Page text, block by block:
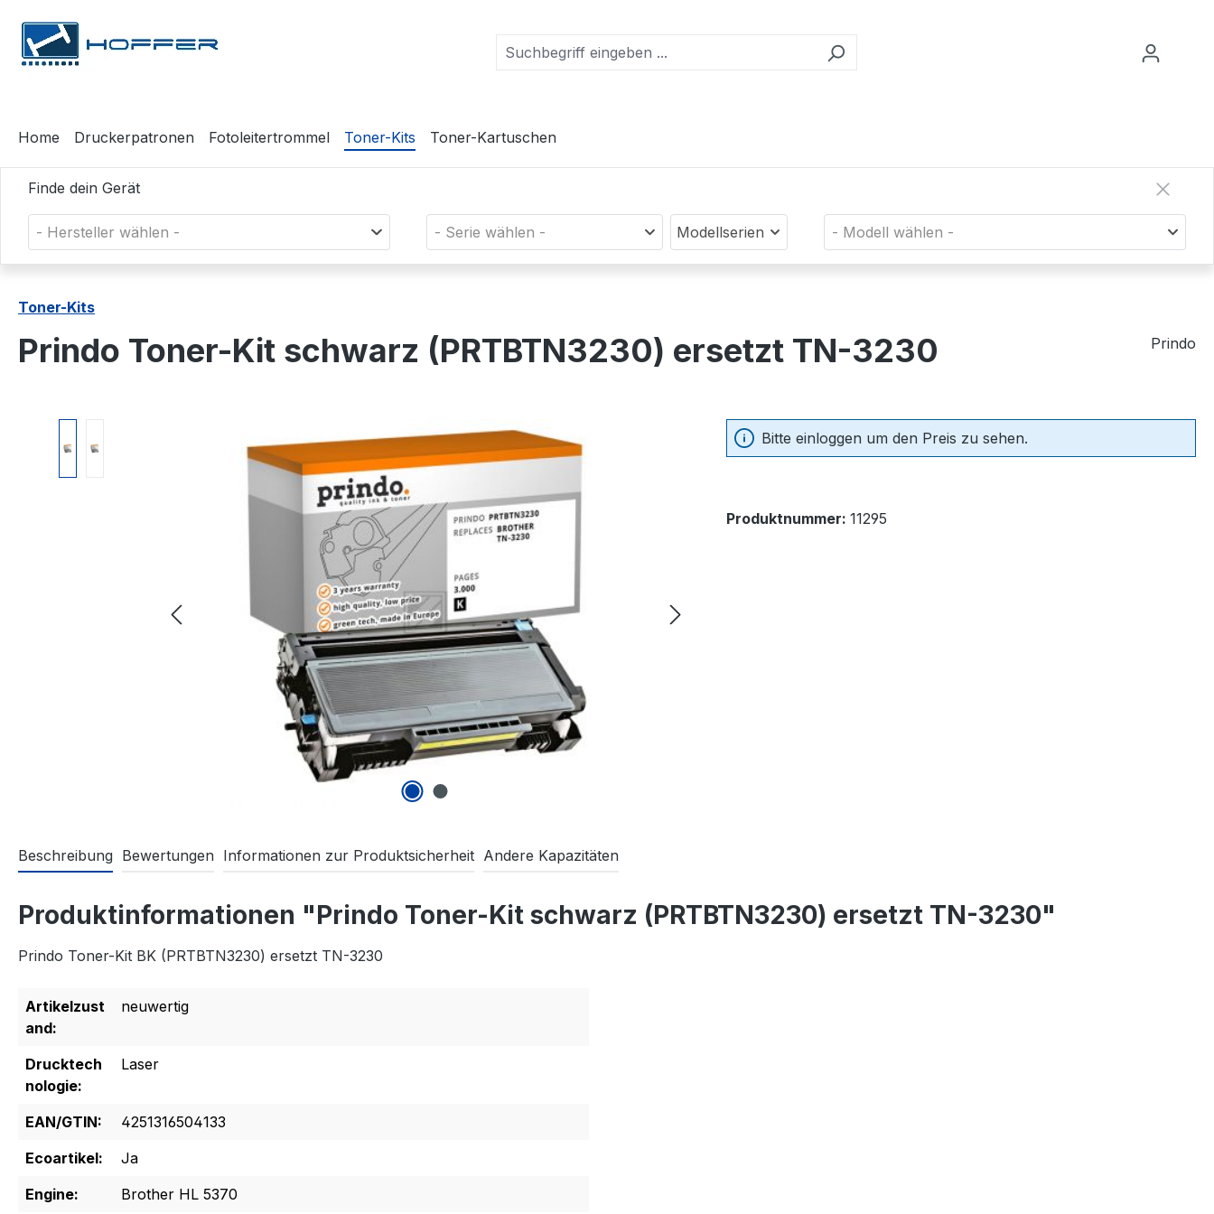
Hauptinhalt springen
Zur Suche springen
Zur Hauptnavigation springen
Home Druckerpatronen Fotoleitertrommel Toner-Kits Toner-Kartuschen
Finde dein Gerät
- Hersteller wählen - - Serie wählen - Modellserien - Modell wählen -
Toner-Kits
Prindo Toner-Kit schwarz (PRTBTN3230) ersetzt TN-3230 Prindo
Bitte einloggen um den Preis zu sehen.
Produktnummer: 11295
Beschreibung Bewertungen Informationen zur Produktsicherheit Andere Kapazitäten
Produktinformationen "Prindo Toner-Kit schwarz (PRTBTN3230) ersetzt TN-3230"
Prindo Toner-Kit BK (PRTBTN3230) ersetzt TN-3230
Artikelzust
and:
neuwertig
Drucktech
nologie:
Laser
EAN/GTIN:
4251316504133
Ecoartikel:
Ja
Engine:
Brother HL 5370